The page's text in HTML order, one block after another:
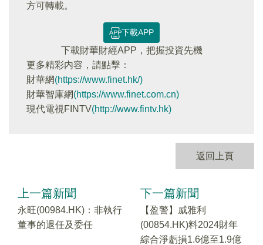
方可轉載。
下載APP
下載財華財經APP，把握投資先機
更多精彩内容，請點擊：
財華網(https://www.finet.hk/)
財華智庫網(https://www.finet.com.cn)
現代電視FINTV(http://www.fintv.hk)
返回上頁
上一篇新聞
永旺(00984.HK)：非執行
董事的退任及委任
下一篇新聞
【盈警】威雅利
(00854.HK)料2024財年
綜合淨虧損1.6億至1.9億